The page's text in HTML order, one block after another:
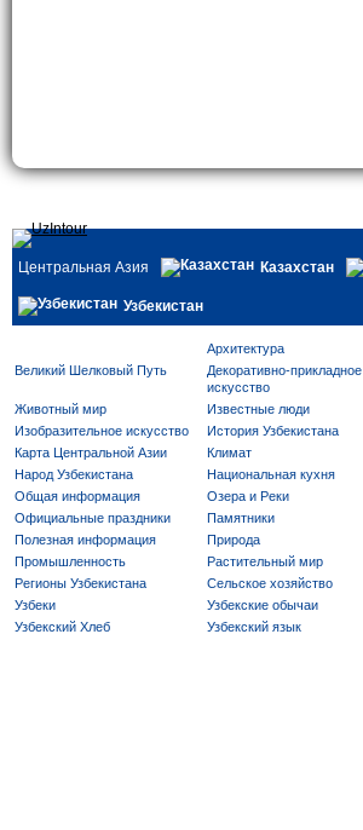
Центральная Азия Казахстан
Узбекистан
Архитектура
Великий Шелковый Путь
Декоративно-прикладное
искусство
Животный мир
Известные люди
Изобразительное искусство
История Узбекистана
Карта Центральной Азии
Климат
Народ Узбекистана
Национальная кухня
Общая информация
Озера и Реки
Официальные праздники
Памятники
Полезная информация
Природа
Промышленность
Растительный мир
Регионы Узбекистана
Сельское хозяйство
Узбеки
Узбекские обычаи
Узбекский Хлеб
Узбекский язык